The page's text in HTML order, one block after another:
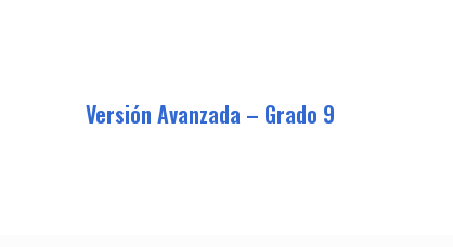
Versión Avanzada – Grado 9